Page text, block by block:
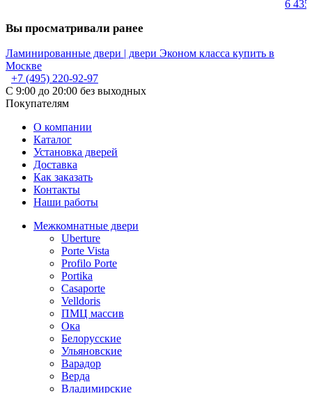
6 435
Вы просматривали ранее
Ламинированные двери | двери Эконом класса купить в
Москве
+7 (495) 220-92-97
С 9:00 до 20:00 без выходных
Покупателям
О компании
Каталог
Установка дверей
Доставка
Как заказать
Контакты
Наши работы
Межкомнатные двери
Uberture
Porte Vista
Profilo Porte
Portika
Casaporte
Velldoris
ПМЦ массив
Ока
Белорусские
Ульяновские
Варадор
Верда
Владимирские